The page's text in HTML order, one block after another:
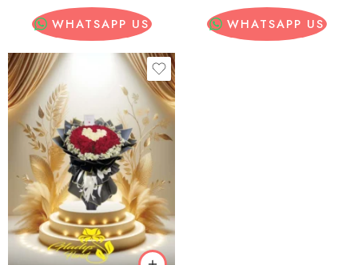
WHATSAPP US
WHATSAPP US